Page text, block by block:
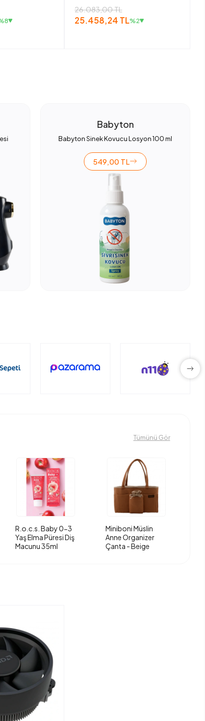
26.083,00 TL
25.458,24 TL%2
Babyton
Babyton Sinek Kovucu Losyon 100 ml
549,00 TL
Tümünü Gör
R.o.c.s. Baby 0-3
Yaş Elma Püresi Diş
Macunu 35ml
Miniboni Müslin
Anne Organizer
Çanta - Beige